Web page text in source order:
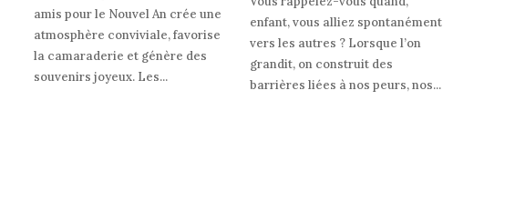
amis pour le Nouvel An crée une
atmosphère conviviale, favorise
la camaraderie et génère des
souvenirs joyeux. Les...
enfant, vous alliez spontanément
vers les autres ? Lorsque l’on
grandit, on construit des
barrières liées à nos peurs, nos...